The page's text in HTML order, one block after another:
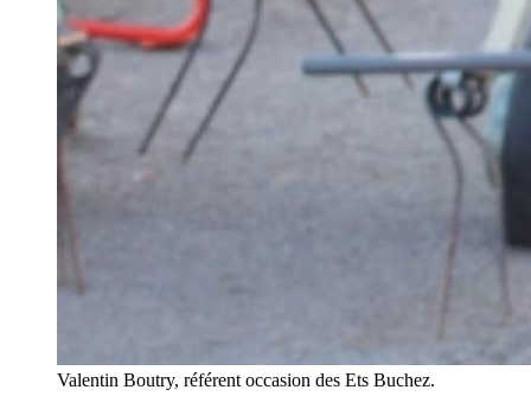
Valentin Boutry, référent occasion des Ets Buchez.